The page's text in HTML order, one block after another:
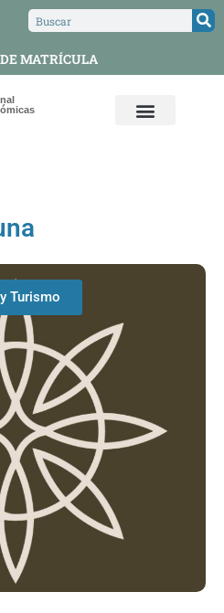
MATRÍCULA
Turismo